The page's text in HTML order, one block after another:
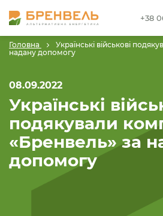
+38
Головна
Українські військові
надану допомогу
08.09.2022
Українські
подякували
«Бренвель» за
допомогу